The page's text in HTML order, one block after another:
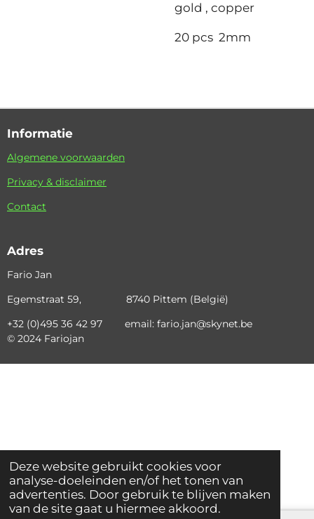
Deze website gebruikt cookies voor
analyse-doeleinden en/of het tonen van
advertenties. Door gebruik te blijven maken
van de site gaat u hiermee akkoord.
gold , copper
20 pcs 2mm
Informatie
Algemene voorwaarden
Privacy & disclaimer
Contact
Adres
Fario Jan
Egemstraat 59, 8740 Pittem (België)
+32 (0)495 36 42 97 email: fario.jan@skynet.be
© 2024 Fariojan